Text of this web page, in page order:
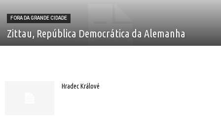
FORA DA GRANDE CIDADE
Zittau, República Democrática da Alemanha
Hradec Králové